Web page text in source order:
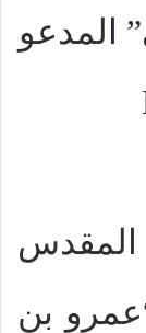
المدعو
بن